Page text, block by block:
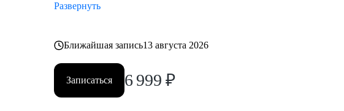
Развернуть
Ближайшая запись13 августа 2026
Записаться 6 999 ₽